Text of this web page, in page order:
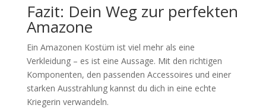
Fazit: Dein Weg zur perfekten
Amazone
Ein Amazonen Kostüm ist viel mehr als eine
Verkleidung – es ist eine Aussage. Mit den richtigen
Komponenten, den passenden Accessoires und einer
starken Ausstrahlung kannst du dich in eine echte
Kriegerin verwandeln.